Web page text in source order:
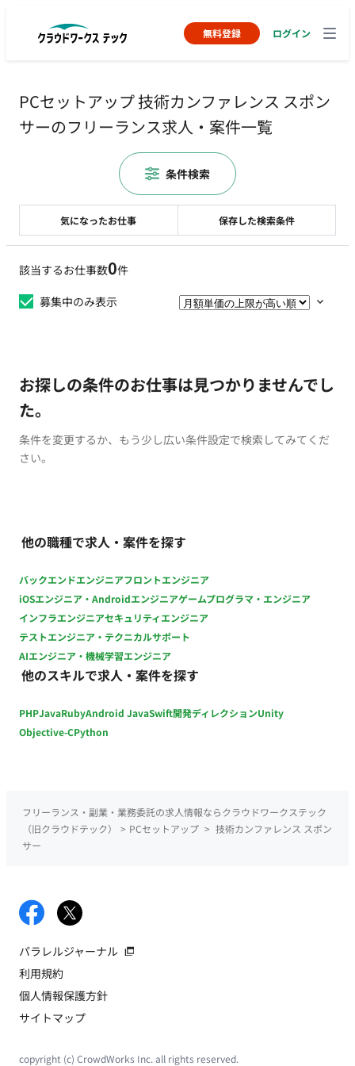
無料登録 ログイン
PCセットアップ 技術カンファレンス スポン
サーのフリーランス求人・案件一覧
該当するお仕事数0件
募集中のみ表示
お探しの条件のお仕事は見つかりませんでし
た。
条件を変更するか、もう少し広い条件設定で検索してみてくだ
さい。
他の職種で求人・案件を探す
バックエンドエンジニアフロントエンジニア
iOSエンジニア・Androidエンジニアゲームプログラマ・エンジニア
インフラエンジニアセキュリティエンジニア
テストエンジニア・テクニカルサポート
AIエンジニア・機械学習エンジニア
他のスキルで求人・案件を探す
PHPJavaRubyAndroid JavaSwift開発ディレクションUnity
Objective-CPython
気になったお仕事 保存した検索条件
条件検索
フリーランス・副業・業務委託の求人情報ならクラウドワークステック
（旧クラウドテック）
> PCセットアップ > 技術カンファレンス スポン
サー
パラレルジャーナル
利用規約
個人情報保護方針
サイトマップ
copyright (c) CrowdWorks Inc. all rights reserved.